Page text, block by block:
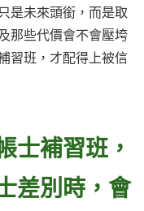
是未來頭銜，而是取
那些代價會不會壓垮
習班，才配得上被信
士補習班，
差別時，會